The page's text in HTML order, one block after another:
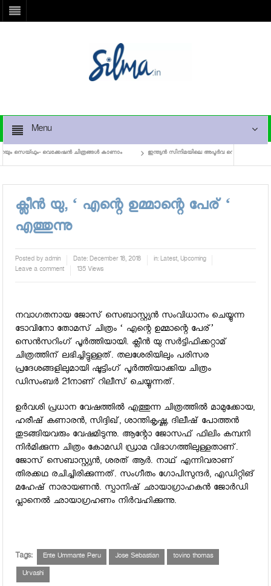
Menu
സെയ്ഫും- വെക്കേഷന്‍ ചിത്രങ്ങള്‍ കാണാം ഇന്ത്യന്‍ സിനിമയിലെ അപൂര്‍വ റെക്കോഡിനൊരുങ്ങി
ക്ലീന്‍ യു, ‘ എന്റെ ഉമ്മാന്റെ പേര് ‘
എത്തുന്നു
Posted byadmin Date:December 18, 2018 in:Latest,Upcoming
Leave a comment
135 Views
നവാഗതനായ ജോസ് സെബാസ്റ്റ്യന്‍ സംവിധാനം ചെയ്യുന്ന
ടോവിനോ തോമസ് ചിത്രം ‘ എന്റെ ഉമ്മാന്റെ പേര്’
സെന്‍സറിംഗ് പൂര്‍ത്തിയായി. ക്ലീന്‍ യു സര്‍ട്ടിഫിക്കറ്റാമ്
ചിത്രത്തിന് ലഭിച്ചിട്ടുള്ളത്. തലശേരിയിലും പരിസര
പ്രദേശങ്ങളിലുമായി ഷൂട്ടിംഗ് പൂര്‍ത്തിയാക്കിയ ചിത്രം
ഡിസംബര്‍ 21നാണ് റിലീസ് ചെയ്യുന്നത്.
ഉര്‍വശി പ്രധാന വേഷത്തില്‍ എത്തുന്ന ചിത്രത്തില്‍ മാമുക്കോയ,
ഹരീഷ് കണാരന്‍, സിദ്ദിഖ്, ശാന്തികൃഷ്ണ, ദിലീഷ് പോത്തന്‍
തുടങ്ങിയവരും വേഷമിടുന്നു. ആന്റോ ജോസഫ് ഫിലിം കമ്പനി
നിര്‍മിക്കുന്ന ചിത്രം കോമഡി ഡ്രാമ വിഭാഗത്തിലുള്ളതാണ്.
ജോസ് സെബാസ്റ്റ്യന്‍, ശരത് ആര്‍. നാഥ് എന്നിവരാണ്
തിരക്കഥ രചിച്ചിരിക്കുന്നത്. സംഗീതം ഗോപിസുന്ദര്‍, എഡിറ്റിങ്
മഹേഷ് നാരായണന്‍. സ്പാനിഷ് ഛായാഗ്രാഹകന്‍ ജോര്‍ഡി
പ്ലാനെല്‍ ഛായാഗ്രഹണം നിര്‍വഹിക്കുന്നു.
Tags: Ente Ummante Peru Jose Sebastian
tovino thomas
Urvashi